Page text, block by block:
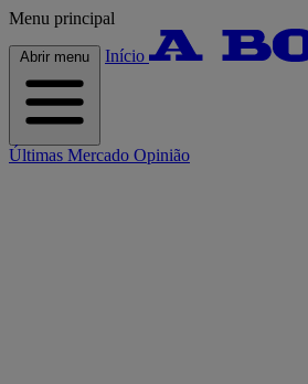
Menu principal
Abrir menu Início
Últimas Mercado Opinião